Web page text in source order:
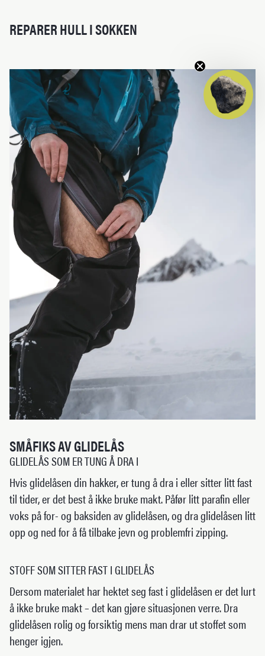
REPARER HULL I SOKKEN
SMÅFIKS AV GLIDELÅS
GLIDELÅS SOM ER TUNG Å DRA I
Hvis glidelåsen din hakker, er tung å dra i eller sitter litt fast
til tider, er det best å ikke bruke makt. Påfør litt parafin eller
voks på for- og baksiden av glidelåsen, og dra glidelåsen litt
opp og ned for å få tilbake jevn og problemfri zipping.
STOFF SOM SITTER FAST I GLIDELÅS
Dersom materialet har hektet seg fast i glidelåsen er det lurt
å ikke bruke makt – det kan gjøre situasjonen verre. Dra
glidelåsen rolig og forsiktig mens man drar ut stoffet som
henger igjen.